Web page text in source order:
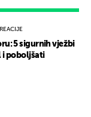
5 sigurnih vježbi
i poboljšati